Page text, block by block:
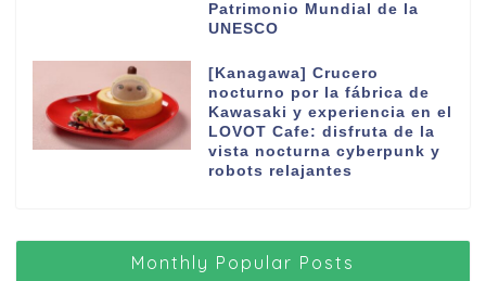
Patrimonio Mundial de la
UNESCO
[Kanagawa] Crucero
nocturno por la fábrica de
Kawasaki y experiencia en el
LOVOT Cafe: disfruta de la
vista nocturna cyberpunk y
robots relajantes
Monthly Popular Posts